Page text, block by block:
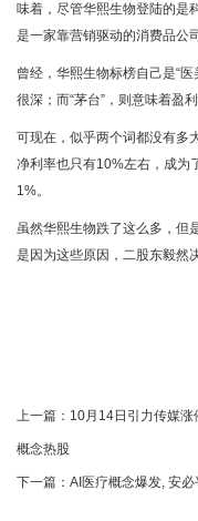
味着，尽管华熙生物登陆的是
是一家靠营销驱动的消费品公
曾经，华熙生物标榜自己是“
很深；而“茅台”，则意味着盈
可现在，似乎两个词都没有多
净利率也只有10%左右，成为
1%。
虽然华熙生物跌了这么多，但
是因为这些原因，二股东毅然
上一篇： 10月14日引力传媒涨
概念热股
下一篇： AI医疗概念爆发, 安